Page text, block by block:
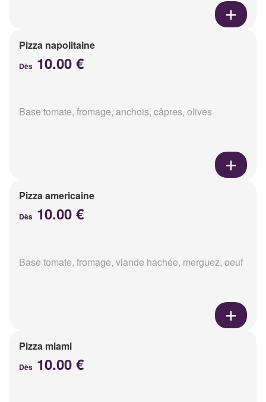
Pizza napolitaine
Dès 10.00 €
Base tomate, fromage, anchois, câpres, olives
Pizza americaine
Dès 10.00 €
Base tomate, fromage, viande hachée, merguez, oeuf
Pizza miami
Dès 10.00 €